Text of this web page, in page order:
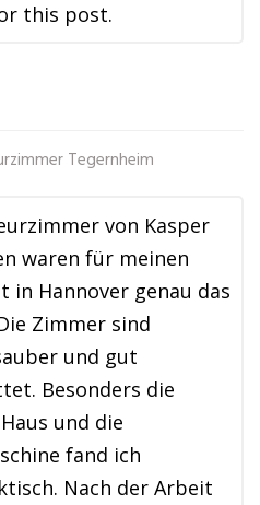
this post.
Tegernheim
von Kasper
waren für meinen
in Hannover genau das
Zimmer sind
und gut
Besonders die
und die
fand ich
Nach der Arbeit